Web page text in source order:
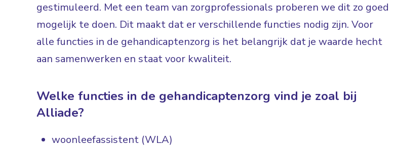
gestimuleerd. Met een team van zorgprofessionals proberen we dit zo goed
mogelijk te doen. Dit maakt dat er verschillende functies nodig zijn. Voor
alle functies in de gehandicaptenzorg is het belangrijk dat je waarde hecht
aan samenwerken en staat voor kwaliteit.
Welke functies in de gehandicaptenzorg vind je zoal bij
Alliade?
woonleefassistent (WLA)